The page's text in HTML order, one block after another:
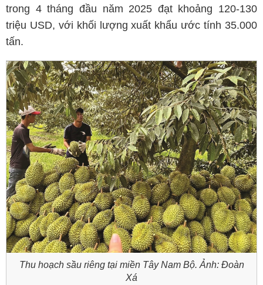
trong 4 tháng đầu năm 2025 đạt khoảng 120-130
triệu USD, với khối lượng xuất khẩu ước tính 35.000
tấn.
Thu hoạch sầu riêng tại miền Tây Nam Bộ. Ảnh: Đoàn
Xá